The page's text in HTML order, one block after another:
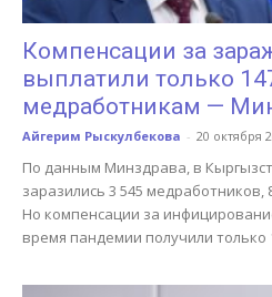
Компенсации за
выплатили только
медработникам —
Айгерим Рыскулбекова - 20 октября
По данным Минздрава, в
заразились 3 545 медработников,
Но компенсации за
время пандемии получили только